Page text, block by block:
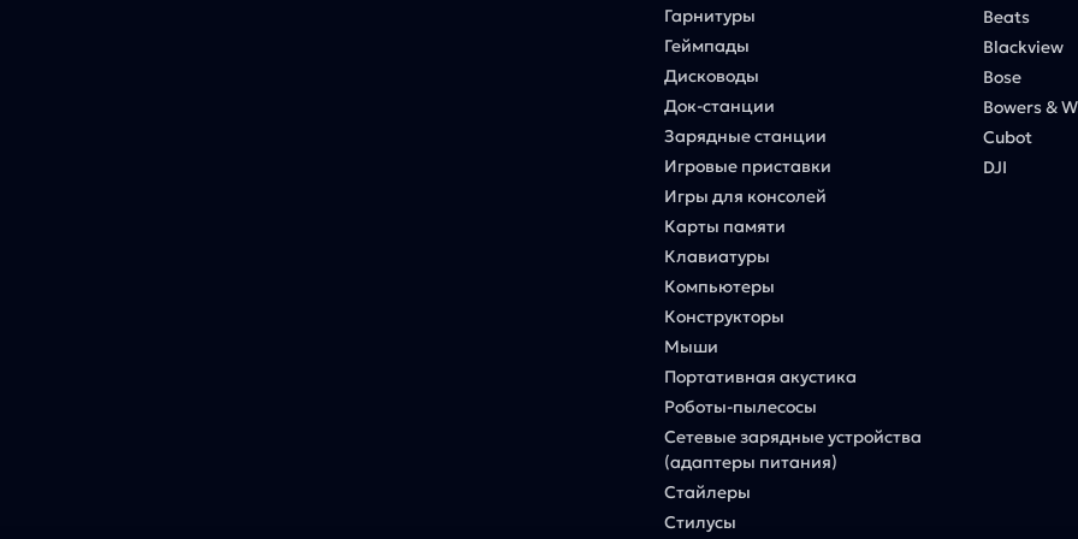
Гарнитуры
Геймпады
Дисководы
Док-станции
Зарядные станции
Игровые приставки
Игры для консолей
Карты памяти
Клавиатуры
Компьютеры
Конструкторы
Мыши
Портативная акустика
Роботы-пылесосы
Сетевые зарядные устройства
(адаптеры питания)
Стайлеры
Стилусы
Beats
Blackview
Bose
Bowers &
Cubot
DJI